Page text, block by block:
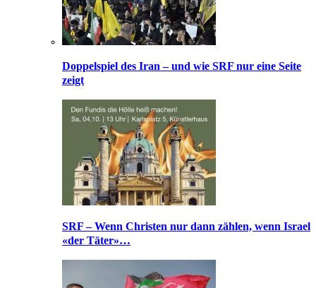
Doppelspiel des Iran – und wie SRF nur eine Seite
zeigt
SRF – Wenn Christen nur dann zählen, wenn Israel
«der Täter»…